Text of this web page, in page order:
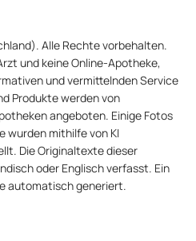
Alle Rechte vorbehalten.
und keine Online-Apotheke,
und vermittelnden Service
Produkte werden von
angeboten. Einige Fotos
wurden mithilfe von KI
Die Originaltexte dieser
oder Englisch verfasst. Ein
automatisch generiert.